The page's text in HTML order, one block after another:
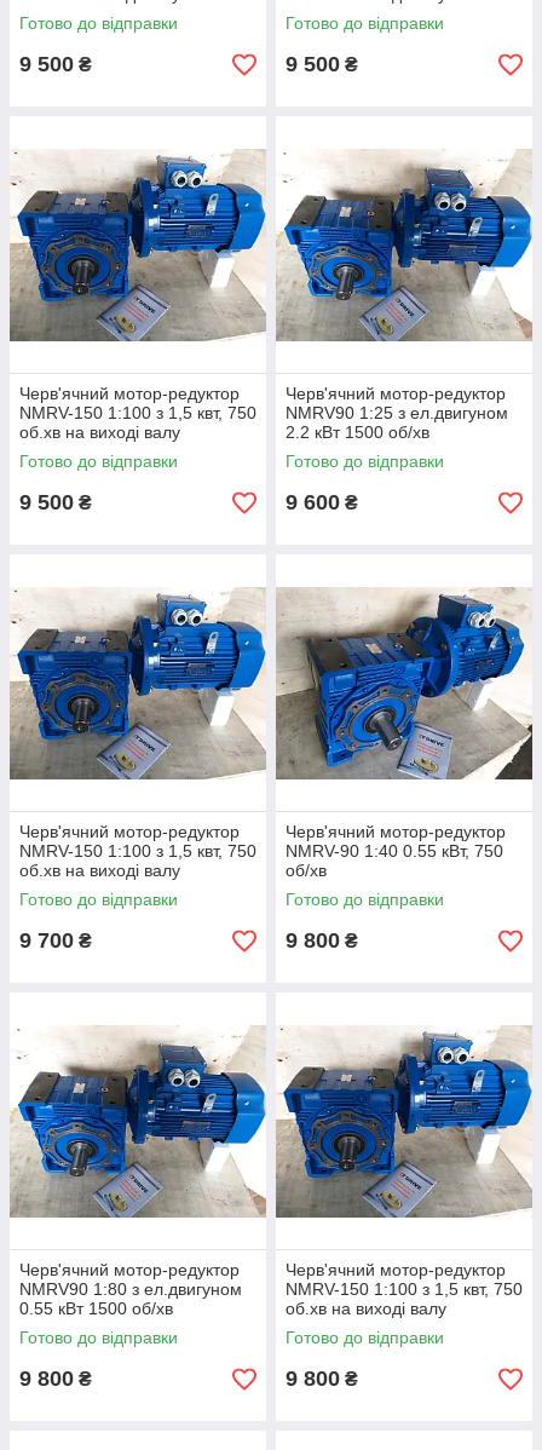
редуктора 7,5 про.хв
Готово до відправки
9 500 ₴
редуктора 7,5 про.хв
Готово до відправки
9 500 ₴
Черв'ячний мотор-редуктор
NMRV-150 1:100 з 1,5 квт, 750
об.хв на виході валу
редуктора 7,5 про.хв
Готово до відправки
9 500 ₴
Черв'ячний мотор-редуктор
NMRV90 1:25 з ел.двигуном
2.2 кВт 1500 об/хв
Готово до відправки
9 600 ₴
Черв'ячний мотор-редуктор
NMRV-150 1:100 з 1,5 квт, 750
об.хв на виході валу
редуктора 7,5 про.хв
Готово до відправки
9 700 ₴
Черв'ячний мотор-редуктор
NMRV-90 1:40 0.55 кВт, 750
об/хв
Готово до відправки
9 800 ₴
Черв'ячний мотор-редуктор
NMRV90 1:80 з ел.двигуном
0.55 кВт 1500 об/хв
Готово до відправки
9 800 ₴
Черв'ячний мотор-редуктор
NMRV-150 1:100 з 1,5 квт, 750
об.хв на виході валу
редуктора 7,5 про.хв
Готово до відправки
9 800 ₴